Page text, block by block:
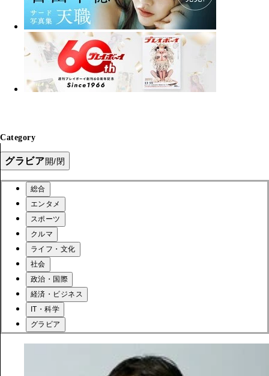
Category
グラビア開/閉
総合
エンタメ
スポーツ
クルマ
ライフ・文化
社会
政治・国際
経済・ビジネス
IT・科学
グラビア